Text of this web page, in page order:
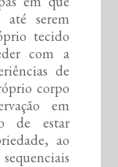
até serem
tecido
com a
de
corpo
em
de estar
ao